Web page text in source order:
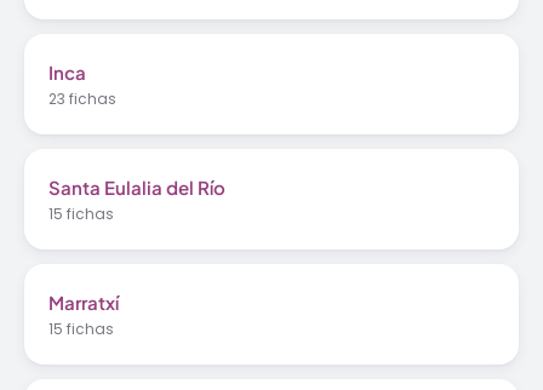
Inca
23 fichas
Santa Eulalia del Río
15 fichas
Marratxí
15 fichas